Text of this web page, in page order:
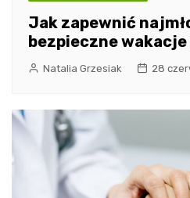
Jak zapewnić
bezpieczne
Natalia Grzesiak 28